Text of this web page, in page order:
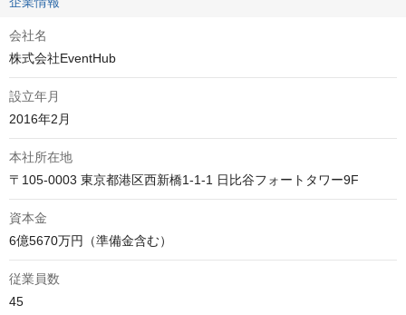
会社名
株式会社EventHub
設立年月
2016年2月
本社所在地
〒105-0003 東京都港区西新橋1-1-1 日比谷フォートタワー9F
資本金
6億5670万円（準備金含む）
従業員数
45